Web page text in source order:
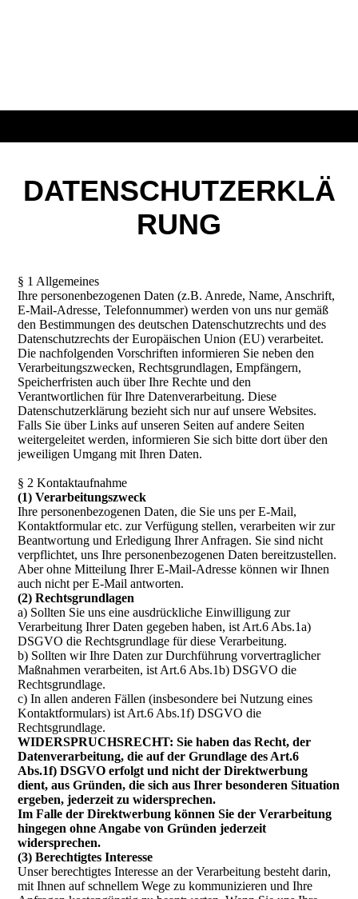
DATENSCHUTZERKLÄ
RUNG
§ 1 Allgemeines
Ihre personenbezogenen Daten (z.B. Anrede, Name, Anschrift,
E-Mail-Adresse, Telefonnummer) werden von uns nur gemäß
den Bestimmungen des deutschen Datenschutzrechts und des
Datenschutzrechts der Europäischen Union (EU) verarbeitet.
Die nachfolgenden Vorschriften informieren Sie neben den
Verarbeitungszwecken, Rechtsgrundlagen, Empfängern,
Speicherfristen auch über Ihre Rechte und den
Verantwortlichen für Ihre Datenverarbeitung. Diese
Datenschutzerklärung bezieht sich nur auf unsere Websites.
Falls Sie über Links auf unseren Seiten auf andere Seiten
weitergeleitet werden, informieren Sie sich bitte dort über den
jeweiligen Umgang mit Ihren Daten.
§ 2 Kontaktaufnahme
(1) Verarbeitungszweck
Ihre personenbezogenen Daten, die Sie uns per E-Mail,
Kontaktformular etc. zur Verfügung stellen, verarbeiten wir zur
Beantwortung und Erledigung Ihrer Anfragen. Sie sind nicht
verpflichtet, uns Ihre personenbezogenen Daten bereitzustellen.
Aber ohne Mitteilung Ihrer E-Mail-Adresse können wir Ihnen
auch nicht per E-Mail antworten.
(2) Rechtsgrundlagen
a) Sollten Sie uns eine ausdrückliche Einwilligung zur
Verarbeitung Ihrer Daten gegeben haben, ist Art.6 Abs.1a)
DSGVO die Rechtsgrundlage für diese Verarbeitung.
b) Sollten wir Ihre Daten zur Durchführung vorvertraglicher
Maßnahmen verarbeiten, ist Art.6 Abs.1b) DSGVO die
Rechtsgrundlage.
c) In allen anderen Fällen (insbesondere bei Nutzung eines
Kontaktformulars) ist Art.6 Abs.1f) DSGVO die
Rechtsgrundlage.
WIDERSPRUCHSRECHT: Sie haben das Recht, der
Datenverarbeitung, die auf der Grundlage des Art.6
Abs.1f) DSGVO erfolgt und nicht der Direktwerbung
dient, aus Gründen, die sich aus Ihrer besonderen Situation
ergeben, jederzeit zu widersprechen.
Im Falle der Direktwerbung können Sie der Verarbeitung
hingegen ohne Angabe von Gründen jederzeit
widersprechen.
(3) Berechtigtes Interesse
Unser berechtigtes Interesse an der Verarbeitung besteht darin,
mit Ihnen auf schnellem Wege zu kommunizieren und Ihre